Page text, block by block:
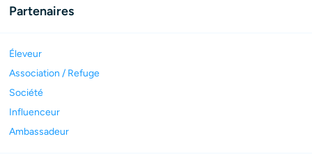
Partenaires
Éleveur
Association / Refuge
Société
Influenceur
Ambassadeur